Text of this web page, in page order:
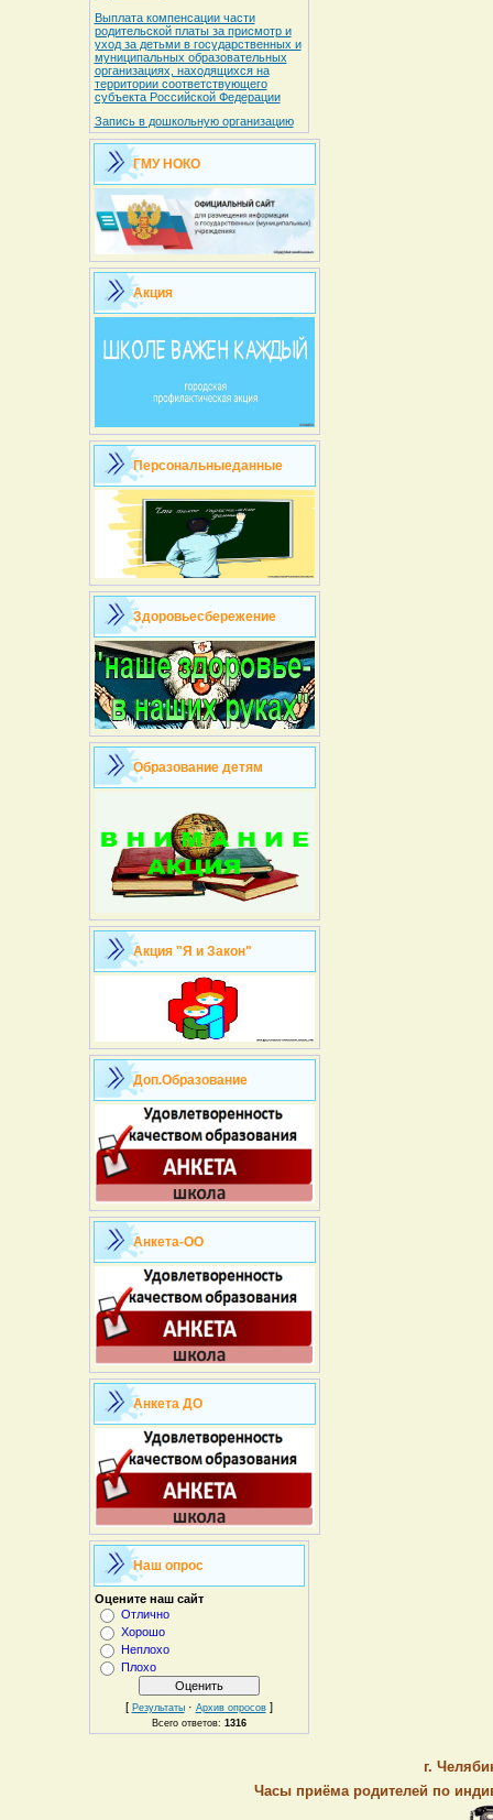
Выплата компенсации части
родительской платы за присмотр и
уход за детьми в государственных и
муниципальных образовательных
организациях, находящихся на
территории соответствующего
субъекта Российской Федерации
Запись в дошкольную организацию
ГМУ НОКО
Акция
Персональныеданные
Здоровьесбережение
Образование детям
Акция "Я и Закон"
Доп.Образование
Анкета-ОО
Анкета ДО
Наш опрос
Оцените наш сайт
Отлично
Хорошо
Неплохо
Плохо
[ Результаты· Архив опросов]
Всего ответов: 1316
г.
Часы приёма родителей по